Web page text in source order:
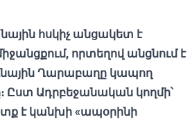
հսկիչ անցակետ է
որտեղով անցնում է
Ղարաբաղը կապող
Ադրբեջանական կողմի՝
է կանխի «ապօրինի